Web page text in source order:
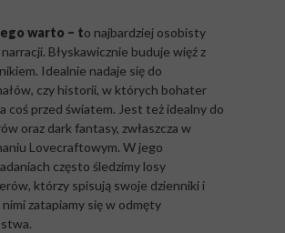
warto – to najbardziej osobisty
Błyskawicznie buduje więź z
Idealnie nadaje się do
czy historii, w których bohater
coś przed światem. Jest też idealny do
oraz dark fantasy, zwłaszcza w
Lovecraftowym. W jego
często śledzimy losy
którzy spisują swoje dzienniki i
nimi zatapiamy się w odmęty